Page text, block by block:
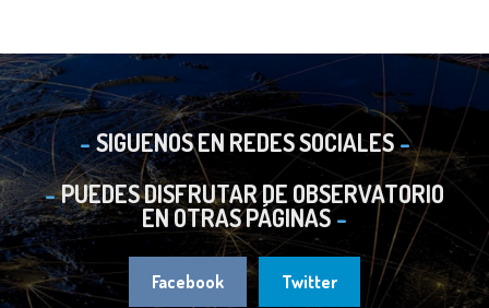
SIGUENOS EN REDES SOCIALES
PUEDES DISFRUTAR DE OBSERVATORIO
EN OTRAS PÁGINAS
Facebook Twitter